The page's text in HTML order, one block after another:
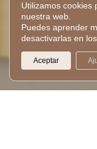
Utilizamos cookies
nuestra web.
Puedes aprender
desactivarlas en los
Aceptar